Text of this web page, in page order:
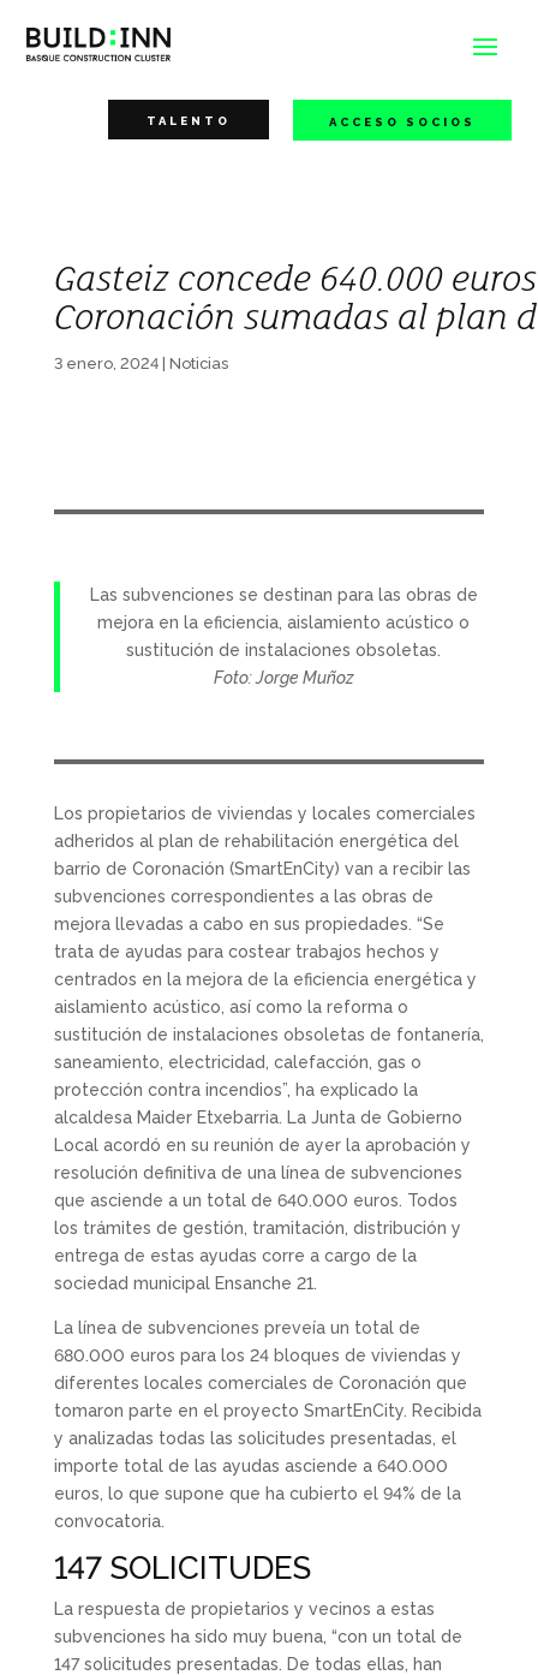
TALENTO ACCESO SOCIOS
Gasteiz concede 640.000
Coronación sumadas al plan
3 enero, 2024| Noticias
Las subvenciones se destinan para las obras de
mejora en la eficiencia, aislamiento acústico o
sustitución de instalaciones obsoletas.
Foto: Jorge Muñoz
Los propietarios de viviendas y locales comerciales
adheridos al plan de rehabilitación energética del
barrio de Coronación (SmartEnCity) van a recibir las
subvenciones correspondientes a las obras de
mejora llevadas a cabo en sus propiedades. “Se
trata de ayudas para costear trabajos hechos y
centrados en la mejora de la eficiencia energética y
aislamiento acústico, así como la reforma o
sustitución de instalaciones obsoletas de fontanería,
saneamiento, electricidad, calefacción, gas o
protección contra incendios”, ha explicado la
alcaldesa Maider Etxebarria. La Junta de Gobierno
Local acordó en su reunión de ayer la aprobación y
resolución definitiva de una línea de subvenciones
que asciende a un total de 640.000 euros. Todos
los trámites de gestión, tramitación, distribución y
entrega de estas ayudas corre a cargo de la
sociedad municipal Ensanche 21.
La línea de subvenciones preveía un total de
680.000 euros para los 24 bloques de viviendas y
diferentes locales comerciales de Coronación que
tomaron parte en el proyecto SmartEnCity. Recibida
y analizadas todas las solicitudes presentadas, el
importe total de las ayudas asciende a 640.000
euros, lo que supone que ha cubierto el 94% de la
convocatoria.
147 SOLICITUDES
La respuesta de propietarios y vecinos a estas
subvenciones ha sido muy buena, “con un total de
147 solicitudes presentadas. De todas ellas, han